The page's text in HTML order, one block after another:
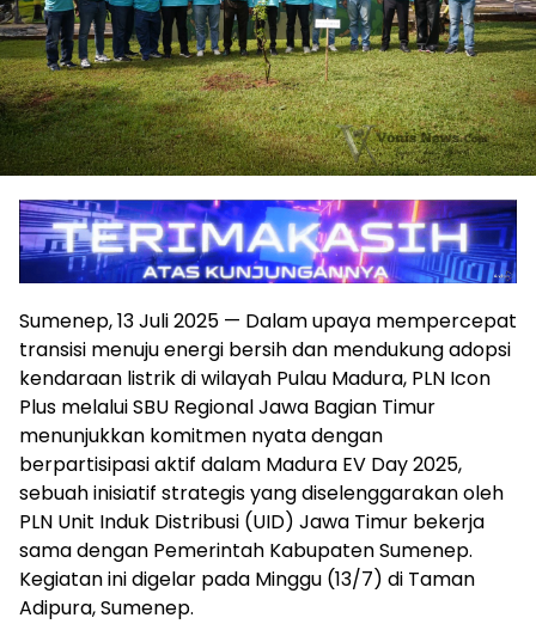
Sumenep, 13 Juli 2025 — Dalam upaya mempercepat
transisi menuju energi bersih dan mendukung adopsi
kendaraan listrik di wilayah Pulau Madura, PLN Icon
Plus melalui SBU Regional Jawa Bagian Timur
menunjukkan komitmen nyata dengan
berpartisipasi aktif dalam Madura EV Day 2025,
sebuah inisiatif strategis yang diselenggarakan oleh
PLN Unit Induk Distribusi (UID) Jawa Timur bekerja
sama dengan Pemerintah Kabupaten Sumenep.
Kegiatan ini digelar pada Minggu (13/7) di Taman
Adipura, Sumenep.